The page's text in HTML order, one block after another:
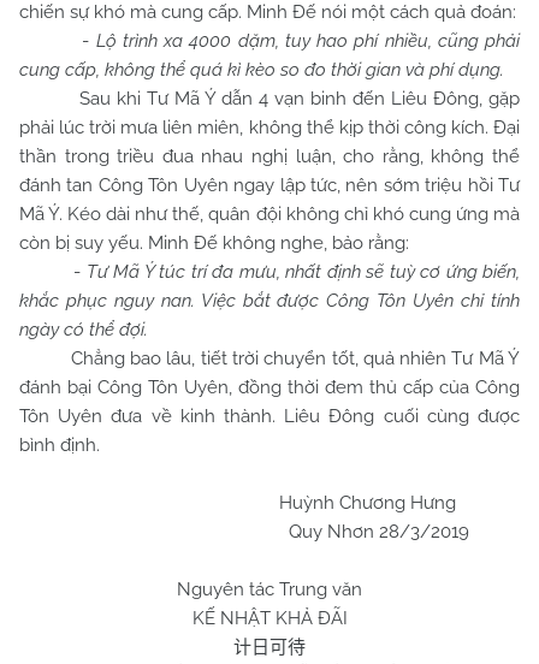
chiến sự khó mà cung cấp. Minh Đế nói một cách quả đoán:
- Lộ trình xa 4000 dặm, tuy hao phí nhiều, cũng phải
cung cấp, không thể quá kì kèo so đo thời gian và phí dụng.
Sau khi Tư Mã Ý dẫn 4 vạn binh đến Liêu Đông, gặp
phải lúc trời mưa liên miên, không thể kịp thời công kích. Đại
thần trong triều đua nhau nghị luận, cho rằng, không thể
đánh tan Công Tôn Uyên ngay lập tức, nên sớm triệu hồi Tư
Mã Ý. Kéo dài như thế, quân đội không chỉ khó cung ứng mà
còn bị suy yếu. Minh Đế không nghe, bảo rằng:
- Tư Mã Ý túc trí đa mưu, nhất định sẽ tuỳ cơ ứng biến,
khắc phục nguy nan. Việc bắt được Công Tôn Uyên chỉ tính
ngày có thể đợi.
Chẳng bao lâu, tiết trời chuyển tốt, quả nhiên Tư Mã Ý
đánh bại Công Tôn Uyên, đồng thời đem thủ cấp của Công
Tôn Uyên đưa về kinh thành. Liêu Đông cuối cùng được
bình định.
Huỳnh Chương Hưng
Quy Nhơn 28/3/2019
Nguyên tác Trung văn
KẾ NHẬT KHẢ ĐÃI
计日可待